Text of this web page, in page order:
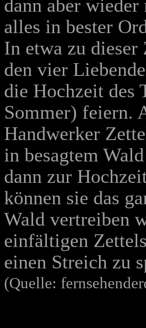
dann aber
alles in bester
In etwa zu dieser
den vier
die Hochzeit des
Sommer) feiern.
Handwerker
in besagtem
dann zur
können sie das
Wald vertreiben
einfältigen
einen Streich zu
(Quelle: